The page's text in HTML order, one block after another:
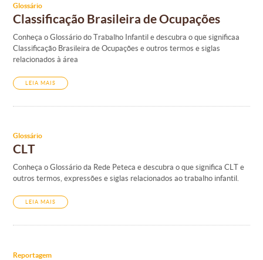
Glossário
Classificação Brasileira de Ocupações
Conheça o Glossário do Trabalho Infantil e descubra o que significaa
Classificação Brasileira de Ocupações e outros termos e siglas
relacionados à área
LEIA MAIS
Glossário
CLT
Conheça o Glossário da Rede Peteca e descubra o que significa CLT e
outros termos, expressões e siglas relacionados ao trabalho infantil.
LEIA MAIS
Reportagem